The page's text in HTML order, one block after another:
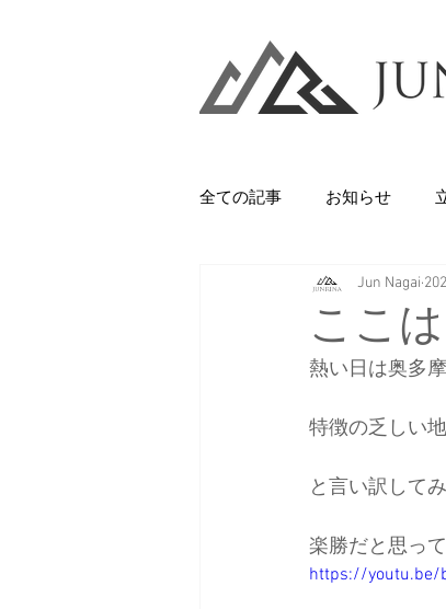
全ての記事 お知らせ
Backcountry 八甲田山
石井スポーツ 休日
日本バックカントリース
ここ
Jun Nagai
熱い日は奥多
特徴の乏しい
と言い訳してみ
楽勝だと思っ
https://youtu.be/